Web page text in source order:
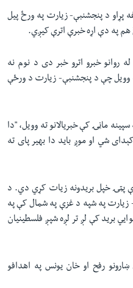
پړاو د پنجشنبې- زیارت په ورځ پیل
په دې اړه خبرې اترې کیږي.
روانو خبرو اترو خبر دی د نوم نه
وویل چې د پنجشنبې- زیارت د ورځې
ماڼۍ کې خبریالانو ته وویل، "دا
شي او موږ باید دا بهیر پای ته
پټۍ خپل بریدونه زیات کړي دي. د
زیارت په شپه د غزې په شمال کې په
برید کې لږ تر لږه شپږ فلسطینیان
رفح او خان یونس په اهدافو